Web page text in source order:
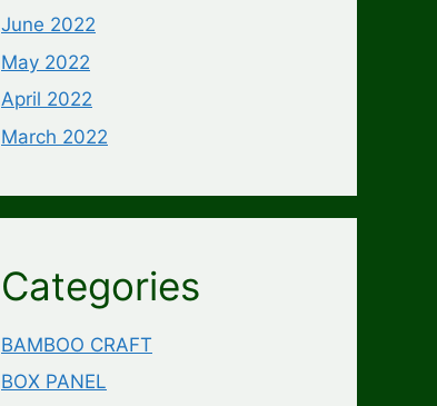
June 2022
May 2022
April 2022
March 2022
Categories
BAMBOO CRAFT
BOX PANEL